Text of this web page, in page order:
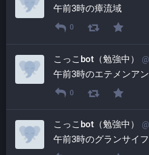
午前3時の瘴流域
0
こっこbot（勉強中） @
午前3時のエテメンア
0
こっこbot（勉強中） @
午前3時のグランサイ